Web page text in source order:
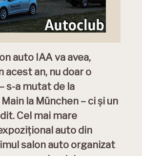
auto IAA va avea,
acest an, nu doar o
s-a mutat de la
la München – ci și un
Cel mai mare
auto din
salon auto organizat